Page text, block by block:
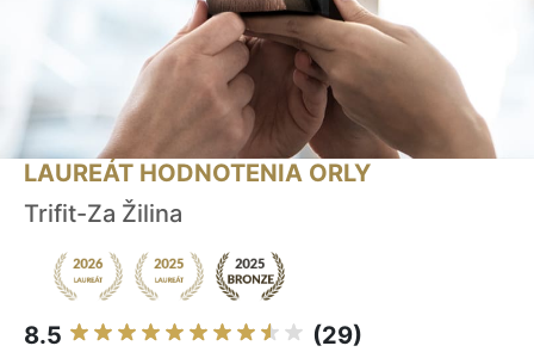
LAUREÁT HODNOTENIA ORLY
Trifit-Za Žilina
8.5 (29)